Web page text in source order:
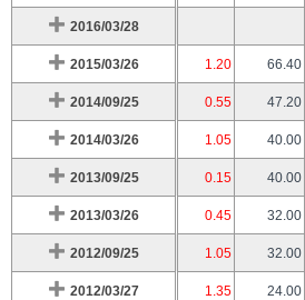
2016/03/28
2015/03/26 1.20 66.40
2014/09/25 0.55 47.20
2014/03/26 1.05 40.00
2013/09/25 0.15 40.00
2013/03/26 0.45 32.00
2012/09/25 1.05 32.00
2012/03/27 1.35 24.00